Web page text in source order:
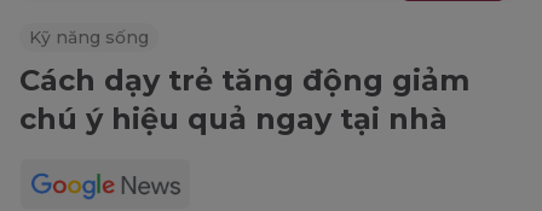
Kỹ năng sống
Cách dạy trẻ tăng động giảm
chú ý hiệu quả ngay tại nhà